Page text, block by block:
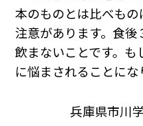
本のものとは比べも
注意があります。食
飲まないことです。
に悩まされることにな
兵庫県市川